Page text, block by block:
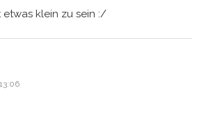
klein zu sein :/